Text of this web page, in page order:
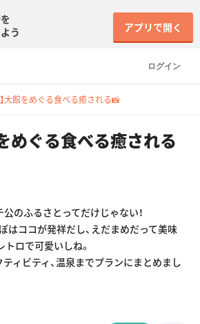
ログイン
う
アプリで開く
】大館をめぐる食べる癒される📸
めぐる食べる癒される
公のふるさとってだけじゃない！
はココが発祥だし、えだまめだって美味
トロで可愛いしね。
ティビティ、温泉までプランにまとめまし